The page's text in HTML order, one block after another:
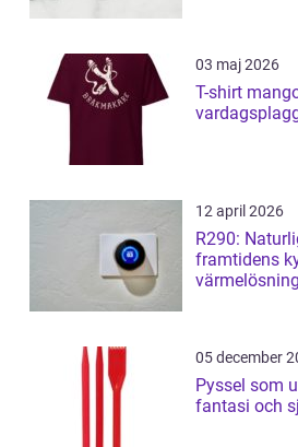
03 maj 2026
T-shirt
12 april 2026
R290:
framtidens
05 december
Pyssel som
fantasi och